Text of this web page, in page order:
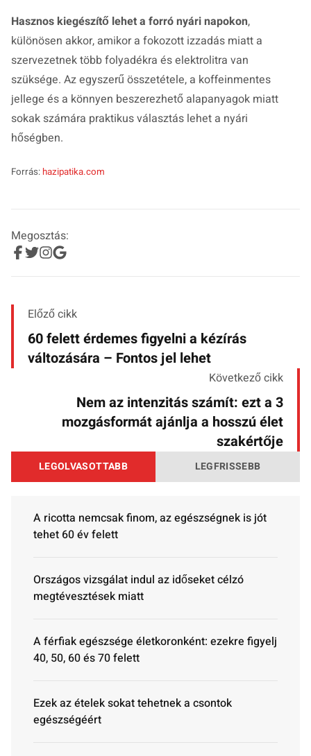
Hasznos kiegészítő lehet a forró nyári napokon,
különösen akkor, amikor a fokozott izzadás miatt a
szervezetnek több folyadékra és elektrolitra van
szüksége. Az egyszerű összetétele, a koffeinmentes
jellege és a könnyen beszerezhető alapanyagok miatt
sokak számára praktikus választás lehet a nyári
hőségben.
Forrás: hazipatika.com
Megosztás:
Előző cikk
60 felett érdemes figyelni a kézírás
változására – Fontos jel lehet
Következő cikk
Nem az intenzitás számít: ezt a 3
mozgásformát ajánlja a hosszú élet
szakértője
LEGOLVASOTTABB LEGFRISSEBB
A ricotta nemcsak finom, az egészségnek is jót
tehet 60 év felett
Országos vizsgálat indul az időseket célzó
megtévesztések miatt
A férfiak egészsége életkoronként: ezekre figyelj
40, 50, 60 és 70 felett
Ezek az ételek sokat tehetnek a csontok
egészségéért